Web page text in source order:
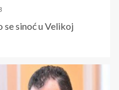
sinoć u Velikoj